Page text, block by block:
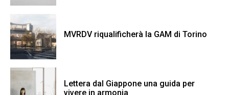
MVRDV riqualificherà la GAM di Torino
Lettera dal Giappone una guida per
vivere in armonia